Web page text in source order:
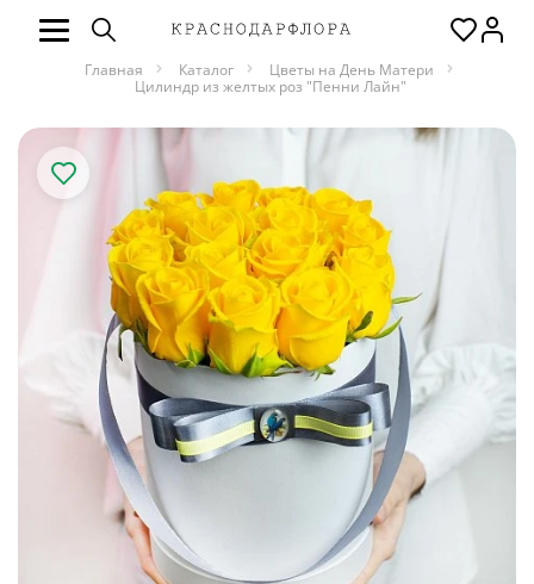
Главная Каталог
Цветы на День Матери
Цилиндр из желтых роз "Пенни Лайн"